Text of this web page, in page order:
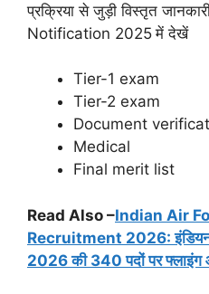
प्रक्रिया से जुड़ी विस्तृत
Notification 2025 में देखें
Tier-1 exam
Tier-2 exam
Document
Medical
Final merit list
Read Also –Indian Air
Recruitment 2026: इंडियन
2026 की 340 पदों पर फ्लाइंग